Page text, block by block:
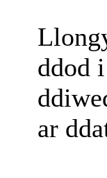
ddod
ar